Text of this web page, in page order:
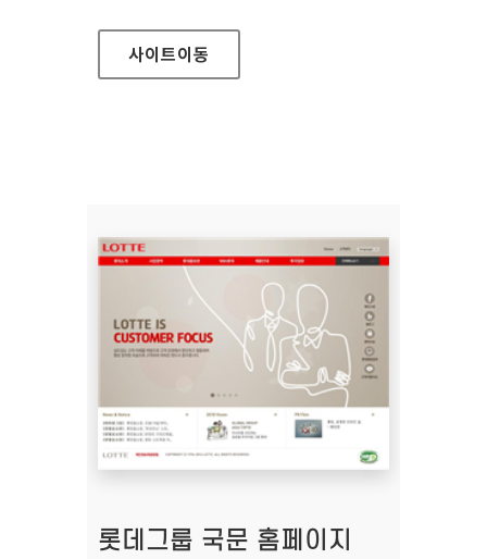
사이트이동
롯데그룹 국문 홈페이지